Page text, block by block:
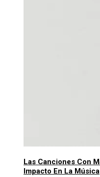
Las Canciones Con
Impacto En La Música